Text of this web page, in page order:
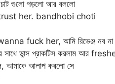
গুলো পড়লো আর বললো
her. bandhobi choti
fuck her, আমি রিভেঞ্জ নব না
সাথে ডান্স প্রাকটিস করলাম আর
আমাকে আলাপ করলো সে